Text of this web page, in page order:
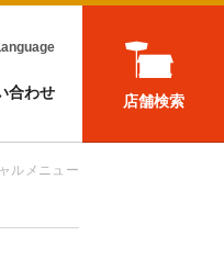
合わせ 店舗検索
ルメニュー